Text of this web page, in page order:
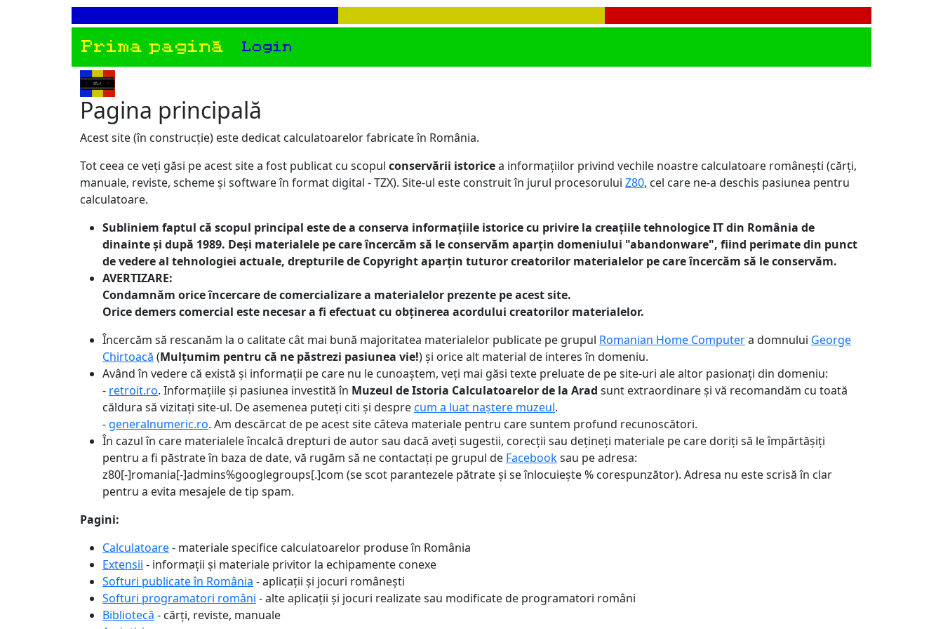
Prima pagină Login
Pagina principală
Acest site (în construcție) este dedicat calculatoarelor fabricate în România.
Tot ceea ce veți găsi pe acest site a fost publicat cu scopul conservării istoricea informațiilor privind vechile noastre calculatoare românești (cărți,
manuale, reviste, scheme și software în format digital - TZX). Site-ul este construit în jurul procesorului Z80, cel care ne-a deschis pasiunea pentru
calculatoare.
Subliniem faptul că scopul principal este de a conserva informațiile istorice cu privire la creațiile tehnologice IT din România de
dinainte și după 1989. Deși materialele pe care încercăm să le conservăm aparțin domeniului "abandonware", fiind perimate din punct
de vedere al tehnologiei actuale, drepturile de Copyright aparțin tuturor creatorilor materialelor pe care încercăm să le conservăm.
AVERTIZARE:
Condamnăm orice încercare de comercializare a materialelor prezente pe acest site.
Orice demers comercial este necesar a fi efectuat cu obținerea acordului creatorilor materialelor.
Încercăm să rescanăm la o calitate cât mai bună majoritatea materialelor publicate pe grupul Romanian Home Computera domnului George
Chirtoacă (Mulțumim pentru că ne păstrezi pasiunea vie!) și orice alt material de interes în domeniu.
Având în vedere că există și informații pe care nu le cunoaștem, veți mai găsi texte preluate de pe site-uri ale altor pasionați din domeniu:
- retroit.ro. Informațiile și pasiunea investită în Muzeul de Istoria Calculatoarelor de la Arad sunt extraordinare și vă recomandăm cu toată
căldura să vizitați site-ul. De asemenea puteți citi și desprecum a luat naștere muzeul.
- generalnumeric.ro. Am descărcat de pe acest site câteva materiale pentru care suntem profund recunoscători.
În cazul în care materialele încalcă drepturi de autor sau dacă aveți sugestii, corecții sau dețineți materiale pe care doriți să le împărtășiți
pentru a fi păstrate în baza de date, vă rugăm să ne contactați pe grupul de Facebooksau pe adresa:
z80[-]romania[-]admins%googlegroups[.]com (se scot parantezele pătrate și se înlocuiește % corespunzător). Adresa nu este scrisă în clar
pentru a evita mesajele de tip spam.
Pagini:
Calculatoare- materiale specifice calculatoarelor produse în România
Extensii - informații și materiale privitor la echipamente conexe
Softuri publicate în România - aplicații și jocuri românești
Softuri programatori români - alte aplicații și jocuri realizate sau modificate de programatori români
Bibliotecă - cărți, reviste, manuale